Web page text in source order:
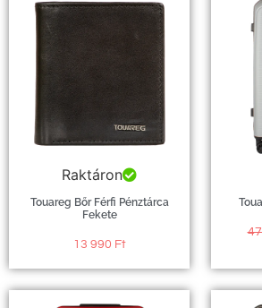
Raktáron
Touareg Bőr Férfi Pénztárca
Fekete
13 990 Ft